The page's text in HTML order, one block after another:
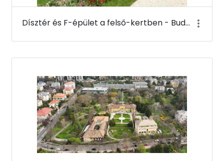
Dísztér és F-épület a felső-kertben - Budai Arborétum